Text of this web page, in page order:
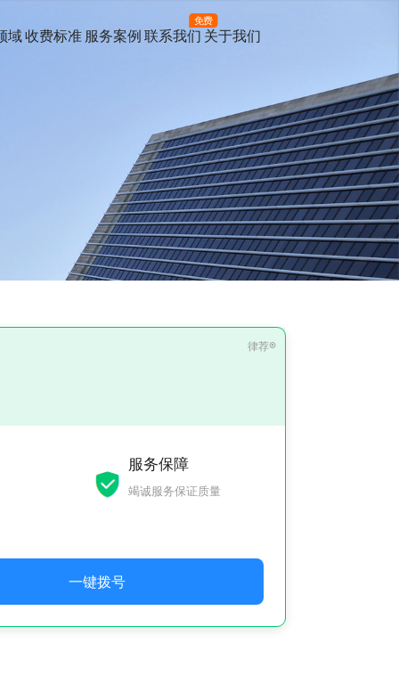
域收费标准 服务案例 联系我们
免费
关于我们
服务保障
竭诚服务保证质量
一键拨号